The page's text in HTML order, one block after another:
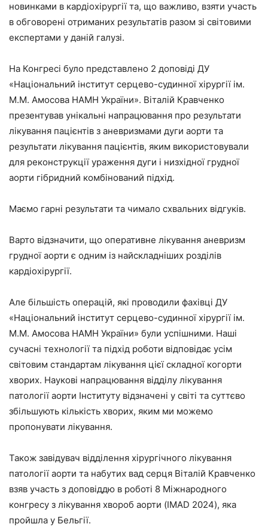
новинками в кардіохірургії та, що важливо, взяти участь
в обговорені отриманих результатів разом зі світовими
експертами у даній галузі.
На Конгресі було представлено 2 доповіді ДУ
«Національний інститут серцево-судинної хірургії ім.
М.М. Амосова НАМН України». Віталій Кравченко
презентував унікальні напрацювання про результати
лікування пацієнтів з аневризмами дуги аорти та
результати лікування пацієнтів, яким використовували
для реконструкції ураження дуги і низхідної грудної
аорти гібридний комбінований підхід.
Маємо гарні результати та чимало схвальних відгуків.
Варто відзначити, що оперативне лікування аневризм
грудної аорти є одним із найскладніших розділів
кардіохірургії.
Але більшість операцій, які проводили фахівці ДУ
«Національний інститут серцево-судинної хірургії ім.
М.М. Амосова НАМН України» були успішними. Наші
сучасні технології та підхід роботи відповідає усім
світовим стандартам лікування цієї складної когорти
хворих. Наукові напрацювання відділу лікування
патології аорти Інституту відзначені у світі та суттєво
збільшують кількість хворих, яким ми можемо
пропонувати лікування.
Також завідувач відділення хірургічного лікування
патології аорти та набутих вад серця Віталій Кравченко
взяв участь з доповіддю в роботі 8 Міжнародного
конгресу з лікування хвороб аорти (IMAD 2024), яка
пройшла у Бельгії.